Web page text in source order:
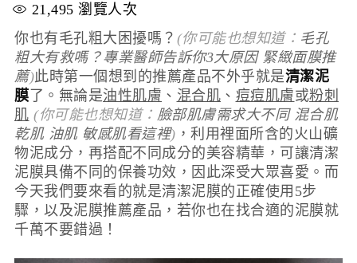
21,495 瀏覽人次
你也有毛孔粗大困擾嗎？ (你可能也想知道： 毛孔
粗大有救嗎？專業醫師告訴你3大原因 緊緻面膜推
薦)此時第一個想到的推薦產品不外乎就是清潔泥
膜了。無論是油性肌膚 、 混合肌 、 痘痘肌膚或粉刺
肌 (你可能也想知道： 臉部肌膚需求大不同 混合肌
乾肌 油肌 敏感肌看這裡) ，利用裡面所含的火山礦
物泥成分，再搭配不同成分的美容精華，可讓清潔
泥膜具備不同的保養功效，因此深受大眾喜愛。而
今天我們要來看的就是清潔泥膜的正確使用5步
驟，以及泥膜推薦產品，若你也在找合適的泥膜就
千萬不要錯過！